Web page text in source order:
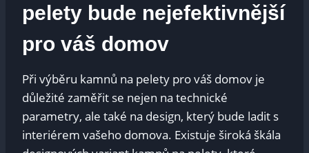
pelety bude nejefektivnější
pro váš domov
Při výběru kamnů na pelety pro váš domov je
důležité zaměřit se nejen na technické
parametry, ale také na design, který bude ladit s
interiérem vašeho domova. Existuje široká škála